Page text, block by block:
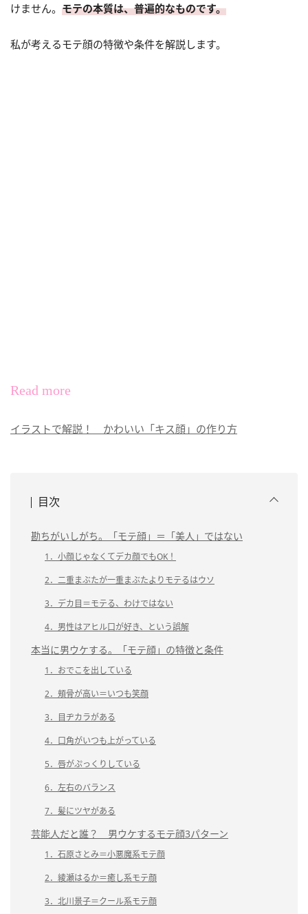
けません。 モテの本質は、普遍的なものです。
私が考えるモテ顔の特徴や条件を解説します。
Read more
イラストで解説！ かわいい「キス顔」の作り方
目次
勘ちがいしがち。「モテ顔」＝「美人」ではない
1．小顔じゃなくてデカ顔でもOK！
2．二重まぶたが一重まぶたよりモテるはウソ
3．デカ目＝モテる、わけではない
4．男性はアヒル口が好き、という誤解
本当に男ウケする。「モテ顔」の特徴と条件
1．おでこを出している
2．頬骨が高い＝いつも笑顔
3．目ヂカラがある
4．口角がいつも上がっている
5．唇がぷっくりしている
6．左右のバランス
7．髪にツヤがある
芸能人だと誰？ 男ウケするモテ顔3パターン
1．石原さとみ＝小悪魔系モテ顔
2．綾瀬はるか＝癒し系モテ顔
3．北川景子＝クール系モテ顔